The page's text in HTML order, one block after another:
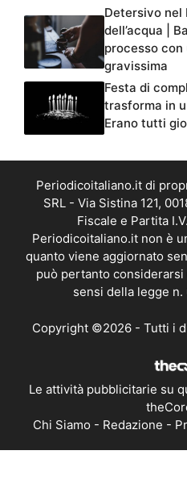
Detersivo nel
dell’acqua |
processo con
gravissima
Festa di
trasforma in
Erano tutti
Periodicoitaliano.it di
SRL - Via Sistina 121,
Fiscale e Partita
Periodicoitaliano.it non è
quanto viene aggiornato
può pertanto
sensi della legge n.
Copyright ©2026 - Tutti i
Le attività pubblicitarie su
Chi Siamo - Redazione -